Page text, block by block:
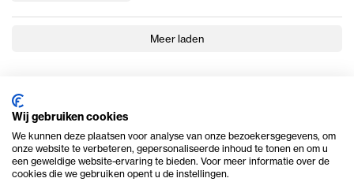
Meer laden
Wij gebruiken cookies
We kunnen deze plaatsen voor analyse van onze bezoekersgegevens, om
onze website te verbeteren, gepersonaliseerde inhoud te tonen en om u
een geweldige website-ervaring te bieden. Voor meer informatie over de
cookies die we gebruiken opent u de instellingen.